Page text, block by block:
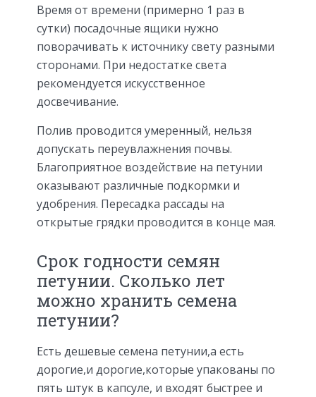
Время от времени (примерно 1 раз в
сутки) посадочные ящики нужно
поворачивать к источнику свету разными
сторонами. При недостатке света
рекомендуется искусственное
досвечивание.
Полив проводится умеренный, нельзя
допускать переувлажнения почвы.
Благоприятное воздействие на петунии
оказывают различные подкормки и
удобрения. Пересадка рассады на
открытые грядки проводится в конце мая.
Срок годности семян
петунии. Сколько лет
можно хранить семена
петунии?
Есть дешевые семена петунии,а есть
дорогие,и дорогие,которые упакованы по
пять штук в капсуле, и входят быстрее и